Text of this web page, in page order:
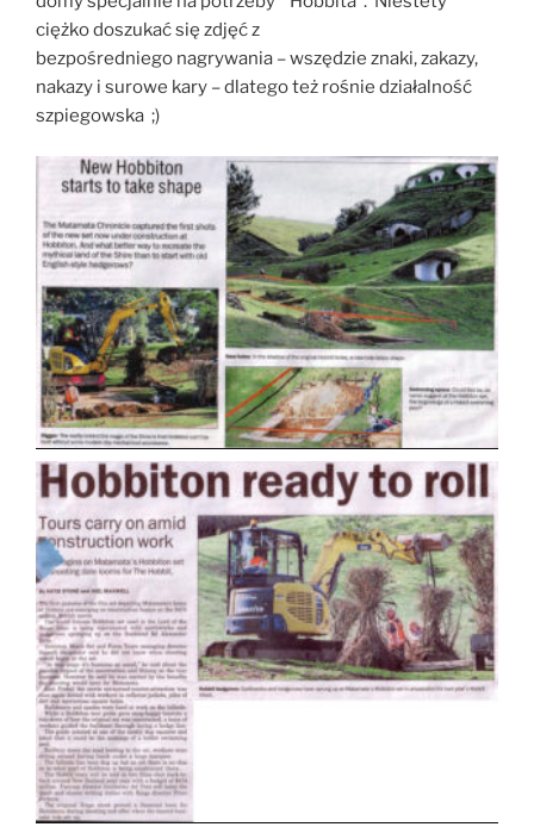
ciężko doszukać się zdjęć z
bezpośredniego nagrywania – wszędzie znaki, zakazy,
nakazy i surowe kary – dlatego też rośnie działalność
szpiegowska ;)